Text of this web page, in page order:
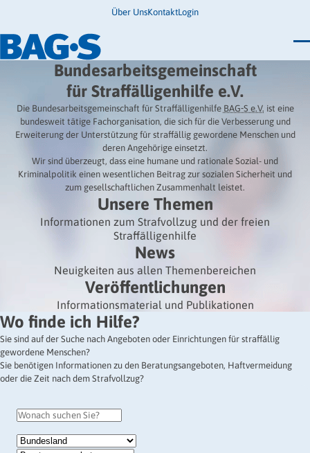
Über UnsKontaktLogin
Bundestagung 2026
Wo finde ich Hilfe?
Termine
Veröffentlichungen
Infodienst
Wegweiser
Impulse
Presse & Stellungnahmen
Unsere Themen
Angehörige
Ersatzfreiheitsstrafe
Freie Straffälligenhilfe
Gesundheit
Wohnen
Bundesarbeitsgemeinschaft
für Straffälligenhilfe e.V.
Die Bundesarbeitsgemeinschaft für Straffälligenhilfe BAG‑S e.V. ist eine
bundesweit tätige Fachorganisation, die sich für die Verbesserung und
Erweiterung der Unterstützung für straffällig gewordene Menschen und
deren Angehörige einsetzt.
Wir sind überzeugt, dass eine humane und rationale Sozial- und
Kriminalpolitik einen wesentlichen Beitrag zur sozialen Sicherheit und
zum gesellschaftlichen Zusammenhalt leistet.
Unsere Themen
Informationen zum Strafvollzug und der freien
Straffälligenhilfe
News
Neuigkeiten aus allen Themenbereichen
Veröffentlichungen
Informationsmaterial und Publikationen
Wo finde ich Hilfe?
Sie sind auf der Suche nach Angeboten oder Einrichtungen für straffällig
gewordene Menschen?
Sie benötigen Informationen zu den Beratungsangeboten, Haftvermeidung
oder die Zeit nach dem Strafvollzug?